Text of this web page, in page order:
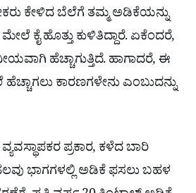
ಕೇಳಿದ ಬೆಲೆಗೆ ತಮ್ಮ ಅಡಿಕೆಯನ್ನು
ಕೈ ಹೊತ್ತು ಕುಳಿತಿದ್ದಾರೆ. ಏಕೆಂದರೆ,
ಹೆಚ್ಚಾಗುತ್ತಿದೆ. ಹಾಗಾದರೆ, ಈ
ಕಾರಣಗಳೇನು ಎಂಬುದನ್ನು
ಪ್ರಕಾರ, ಕಳೆದ ಬಾರಿ
ಭಾಗಗಳಲ್ಲಿ ಅಡಿಕೆ ಫಸಲು ಬಹಳ